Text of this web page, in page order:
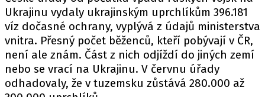
Ukrajinu vydaly ukrajinským uprchlíkům 396.181
víz dočasné ochrany, vyplývá z údajů ministerstva
vnitra. Přesný počet běženců, kteří pobývají v ČR,
není ale znám. Část z nich odjíždí do jiných zemí
nebo se vrací na Ukrajinu. V červnu úřady
odhadovaly, že v tuzemsku zůstává 280.000 až